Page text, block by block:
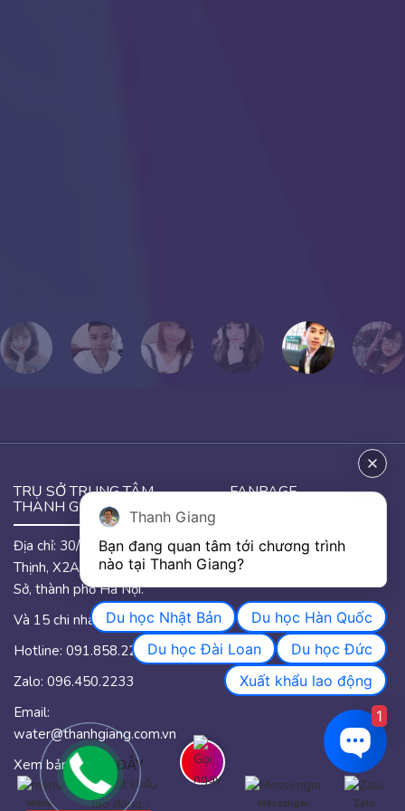
TRỤ SỞ TRUNG TÂM
THANH GIANG
Địa chỉ: 30/46 đường Hưng
Thịnh, X2A, phường Yên
Sở, thành phố Hà Nội.
Và 15 chi nhánh trên quốc.
Hotline: 091.858.2233
Zalo: 096.450.2233
Email:
water@thanhgiang.com.vn
Xem bản đồ
TẠI ĐÂY
FANPAGE
GOOGLE MAP
Menu Messenger Zalo
Thanh Giang
Bạn đang quan tâm tới chương trình
nào tại Thanh Giang?
Du học Nhật Bản
Du học Hàn Quốc
Du học Đài Loan
Du học Đức
Xuất khẩu lao động
1